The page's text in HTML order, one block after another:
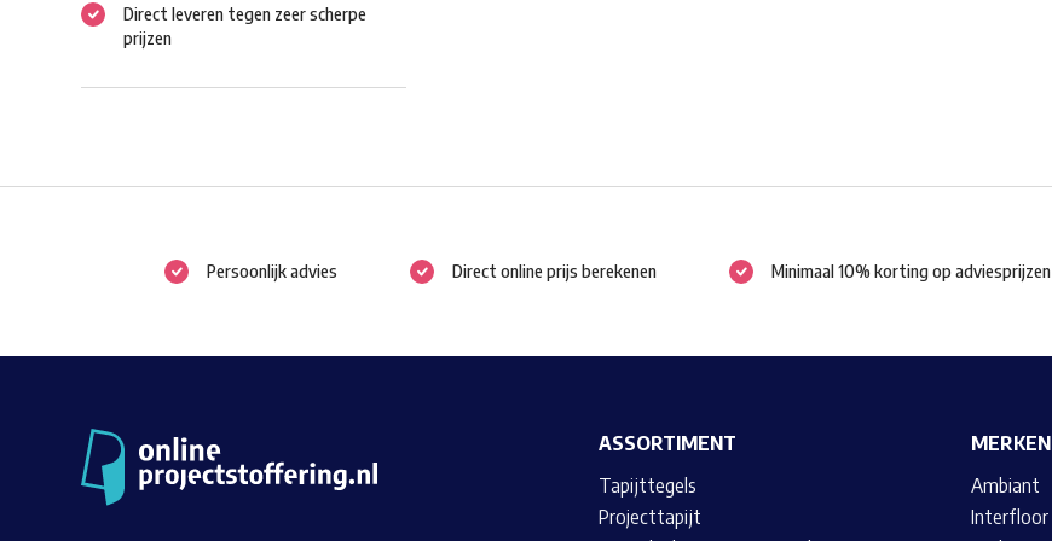
Direct leveren tegen zeer scherpe
prijzen
Persoonlijk advies Direct online prijs berekenen Minimaal 10% korting op adviesprijzen
ASSORTIMENT
Tapijttegels
Projecttapijt
MERKEN
Ambiant
Interfloor